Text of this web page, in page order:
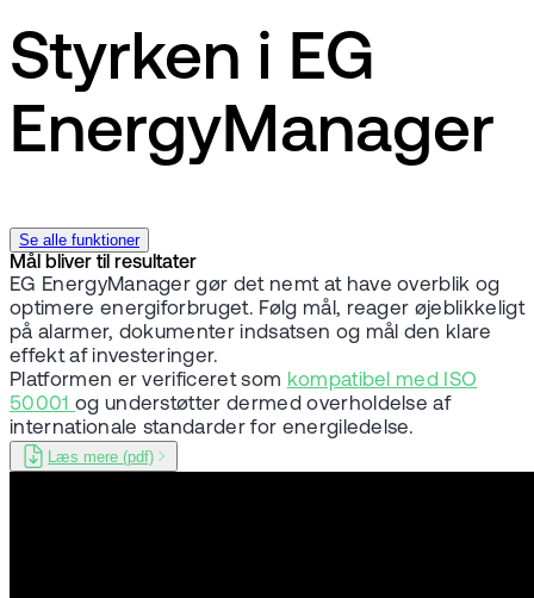
Styrken i EG
EnergyManager
Se alle funktioner
Mål bliver til resultater
EG EnergyManager gør det nemt at have overblik og
optimere energiforbruget. Følg mål, reager øjeblikkeligt
på alarmer, dokumenter indsatsen og mål den klare
effekt af investeringer.
Platformen er verificeret som kompatibel med ISO
50001 og understøtter dermed overholdelse af
internationale standarder for energiledelse.
Læs mere (pdf)